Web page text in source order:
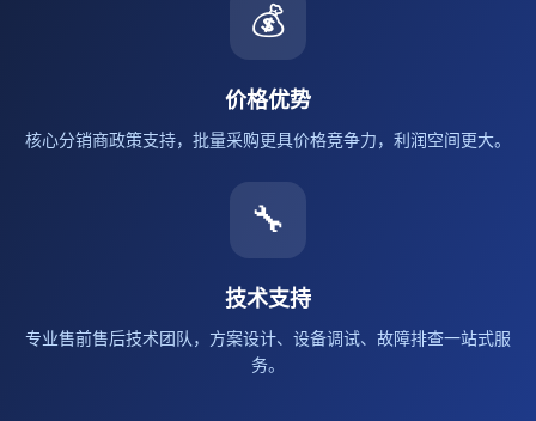
💰
价格优势
核心分销商政策支持，批量采购更具价格竞争力，利润空间更大。
🔧
技术支持
专业售前售后技术团队，方案设计、设备调试、故障排查一站式服
务。